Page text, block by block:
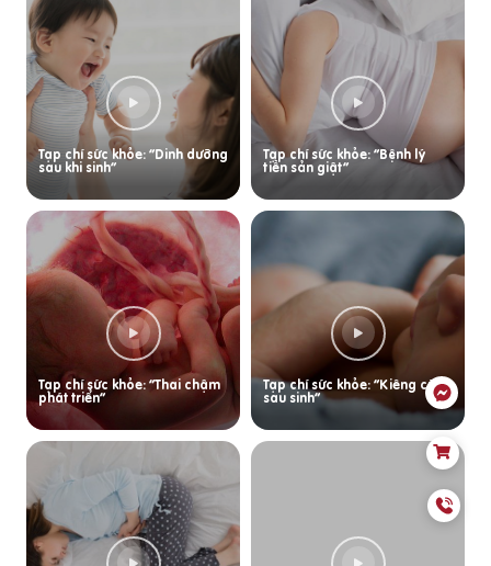
Tạp chí sức khỏe: “Dinh dưỡng
sau khi sinh”
Tạp chí sức khỏe: “Bệnh lý
tiền sản giật”
Tạp chí sức khỏe: “Thai chậm
phát triển”
Tạp chí sức khỏe: “Kiêng cữ
sau sinh”